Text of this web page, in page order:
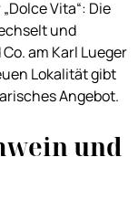
Vita“: Die
und
am Karl Lueger
Lokalität gibt
Angebot.
und